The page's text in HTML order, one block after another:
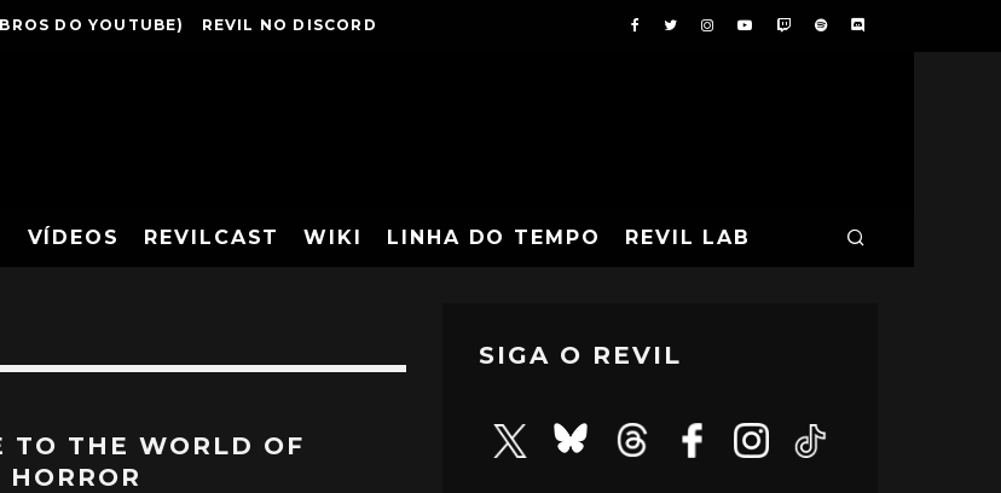
DO YOUTUBE) REVIL NO DISCORD
VÍDEOS REVILCAST WIKI LINHA DO TEMPO REVIL LAB
TO THE WORLD OF
SIGA O REVIL